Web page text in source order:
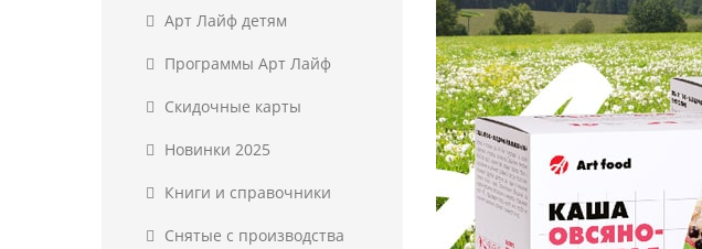
Арт Лайф детям
Программы Арт Лайф
Скидочные карты
Новинки 2025
Книги и справочники
Снятые с производства